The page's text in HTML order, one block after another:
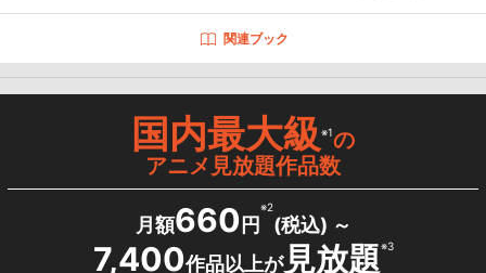
関連ブック
国内最大級※1の
アニメ見放題作品数
月額660 円
※2
(税込) ～
7,400作品以上が見放題※3